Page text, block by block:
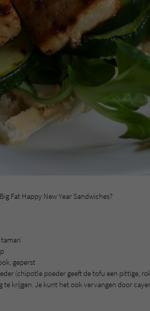
Fat Happy New Year Sandwiches?
geperst
(chipotle poeder geeft de tofu een pittige,
te krijgen. Je kunt het ook vervangen door